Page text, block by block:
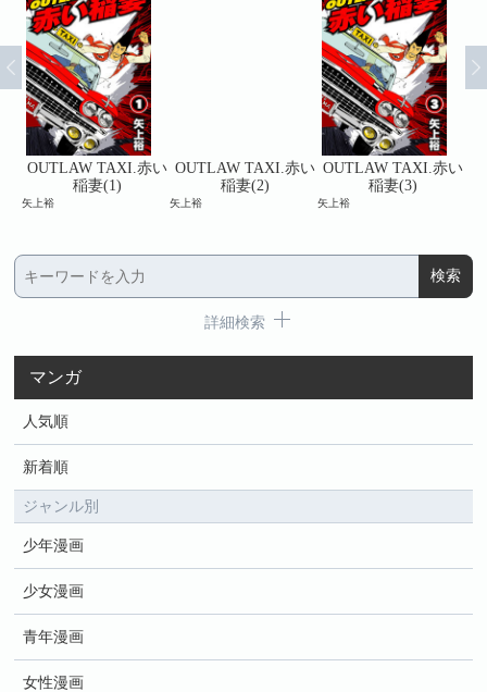
OUTLAW TAXI.赤い
稲妻(1)
矢上裕
OUTLAW TAXI.赤い
稲妻(2)
矢上裕
OUTLAW TAXI.赤い
稲妻(3)
矢上裕
詳細検索
マンガ
人気順
新着順
ジャンル別
少年漫画
少女漫画
青年漫画
女性漫画